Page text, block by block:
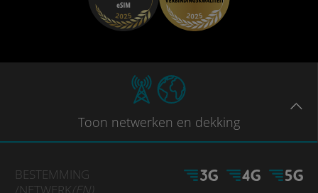
Toon netwerken en dekking
BESTEMMING